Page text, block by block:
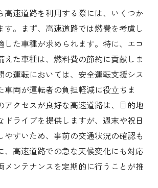
高速道路を利用する際には、いくつか
す。まず、高速道路では燃費を考慮し
した車種が求められます。特に、エコ
えた車種は、燃料費の節約に貢献しま
の運転においては、安全運転支援シス
車両が運転者の負担軽減に役立ちま
アクセスが良好な高速道路は、目的地
ドライブを提供しますが、週末や祝日
やすいため、事前の交通状況の確認も
、高速道路での急な天候変化にも対応
メンテナンスを定期的に行うことが推